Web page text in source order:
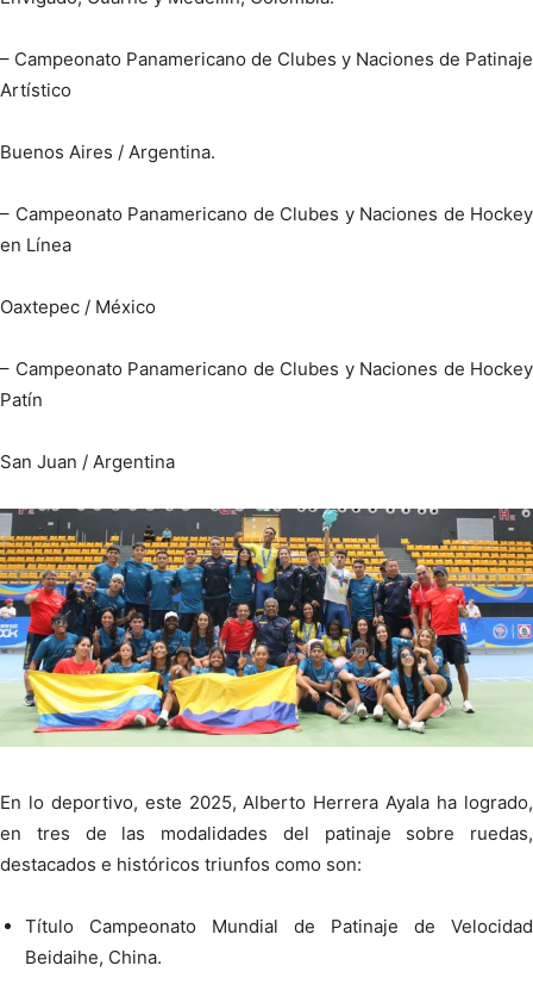
– Campeonato Panamericano de Clubes y Naciones de Patinaje
Artístico
Buenos Aires / Argentina.
– Campeonato Panamericano de Clubes y Naciones de Hockey
en Línea
Oaxtepec / México
– Campeonato Panamericano de Clubes y Naciones de Hockey
Patín
San Juan / Argentina
En lo deportivo, este 2025, Alberto Herrera Ayala ha logrado,
en tres de las modalidades del patinaje sobre ruedas,
destacados e históricos triunfos como son:
Título Campeonato Mundial de Patinaje de Velocidad
Beidaihe, China.